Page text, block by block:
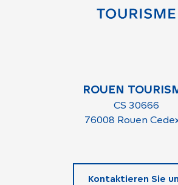
ROUEN
CS 30666
76008 Rouen
Kontaktieren Sie